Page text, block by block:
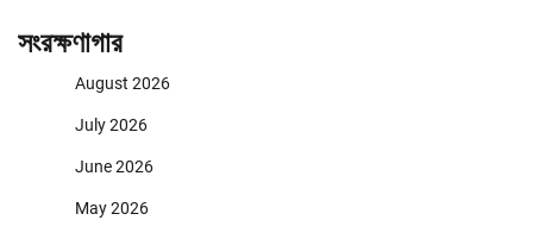
সংরক্ষণাগার
August 2026
July 2026
June 2026
May 2026